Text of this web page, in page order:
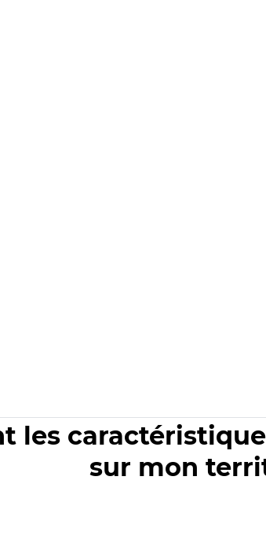
les
sur mon